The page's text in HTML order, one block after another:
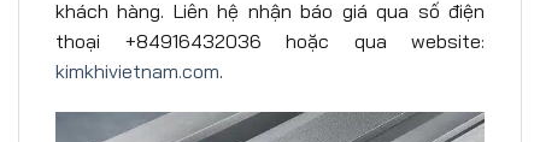
khách hàng. Liên hệ nhận báo giá qua số điện
thoại +84916432036 hoặc qua website:
kimkhivietnam.com.